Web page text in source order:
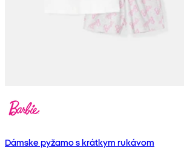
Dámske pyžamo s krátkym rukávom